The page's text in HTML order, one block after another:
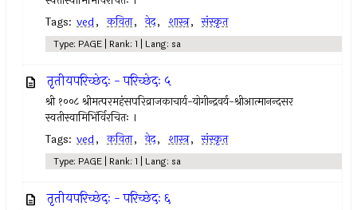
Tags: ved, कविता, वेद, शास्त्र, संस्कृत
Type: PAGE | Rank: 1 | Lang: sa
तृतीयपरिच्छेदः - परिच्छेदः ५
श्री १००८ श्रीमत्परमहंसपरिव्राजकाचार्य-योगीन्द्रवर्य-श्रीआत्मानन्दसर
स्वतीस्वामिभिंर्विरचितः ।
Tags: ved, कविता, वेद, शास्त्र, संस्कृत
Type: PAGE | Rank: 1 | Lang: sa
तृतीयपरिच्छेदः - परिच्छेदः ६